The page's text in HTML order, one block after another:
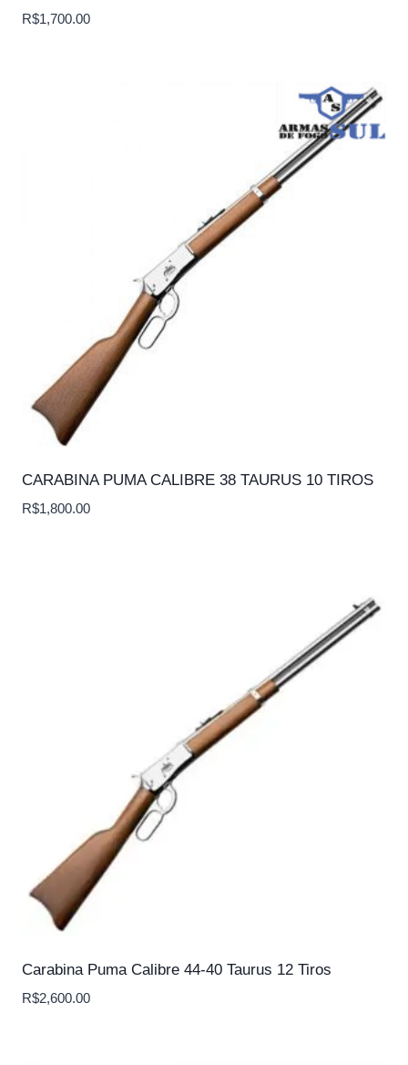
R$1,700.00
CARABINA PUMA CALIBRE 38 TAURUS 10 TIROS
R$1,800.00
Carabina Puma Calibre 44-40 Taurus 12 Tiros
R$2,600.00